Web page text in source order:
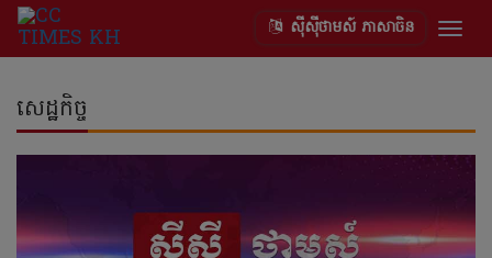
ស៊ីស៊ីថាមស៍ ភាសាចិន
សេដ្ឋកិច្ច